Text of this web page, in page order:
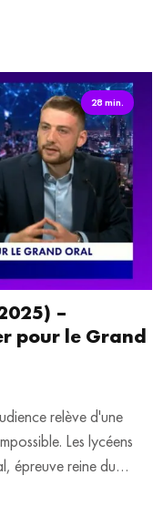
Prendre la parole
de l’art oratoire :
prise de parole et
et Corentin
et double finaliste
à la manière dont l’art
outils pédagogiques.
nous verrons
de la nature et la
enrichir les
élèves. Nous recevons
28 min.
–
pour le Grand
relève d'une
Les lycéens
épreuve reine du
booster sa